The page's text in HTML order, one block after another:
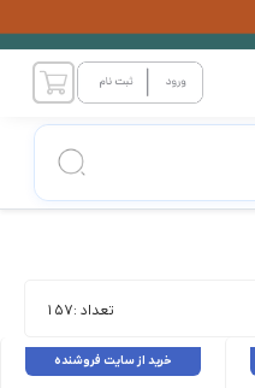
تعداد :157
خرید از سایت فروشنده